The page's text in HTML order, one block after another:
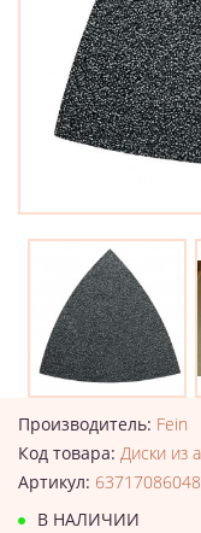
Производитель: Fein
Код товара: Диски из
Артикул: 63717086048
В НАЛИЧИИ